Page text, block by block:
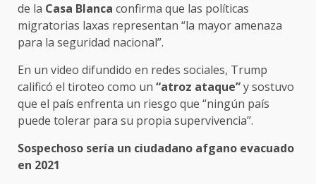
de la Casa Blanca confirma que las políticas
migratorias laxas representan “la mayor amenaza
para la seguridad nacional”.
En un video difundido en redes sociales, Trump
calificó el tiroteo como un “atroz ataque”y sostuvo
que el país enfrenta un riesgo que “ningún país
puede tolerar para su propia supervivencia”.
Sospechoso sería un ciudadano afgano evacuado
en 2021